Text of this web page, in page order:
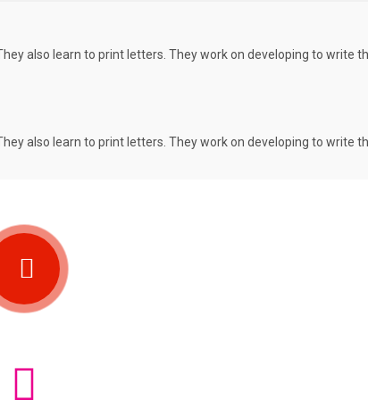
also learn to print letters. They work on developing to write
also learn to print letters. They work on developing to write